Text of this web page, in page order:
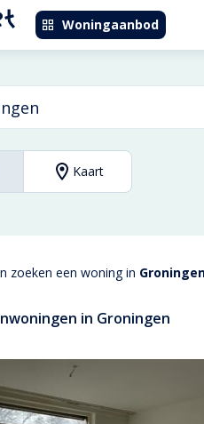
Woningaanbod
Kaart
zoeken een woning in
in Groningen